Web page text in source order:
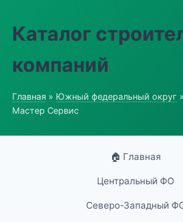
Каталог
компаний
Главная » Южный федеральный округ
Мастер Сервис
🏠 Главная
Центральный ФО
Северо-Западный